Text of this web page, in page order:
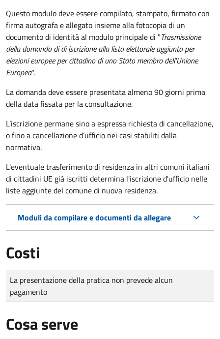
Questo modulo deve essere compilato, stampato, firmato con
firma autografa e allegato insieme alla fotocopia di un
documento di identità al modulo principale di "Trasmissione
della domanda di di iscrizione alla lista elettorale aggiunta per
elezioni europee per cittadino di uno Stato membro dell'Unione
Europea".
La domanda deve essere presentata almeno 90 giorni prima
della data fissata per la consultazione.
L’iscrizione permane sino a espressa richiesta di cancellazione,
o fino a cancellazione d’ufficio nei casi stabiliti dalla
normativa.
L'eventuale trasferimento di residenza in altri comuni italiani
di cittadini UE già iscritti determina l'iscrizione d'ufficio nelle
liste aggiunte del comune di nuova residenza.
Moduli da compilare e documenti da allegare
Costi
Tipo di pagamento
Importo
La presentazione della pratica non prevede alcun
pagamento
Cosa serve